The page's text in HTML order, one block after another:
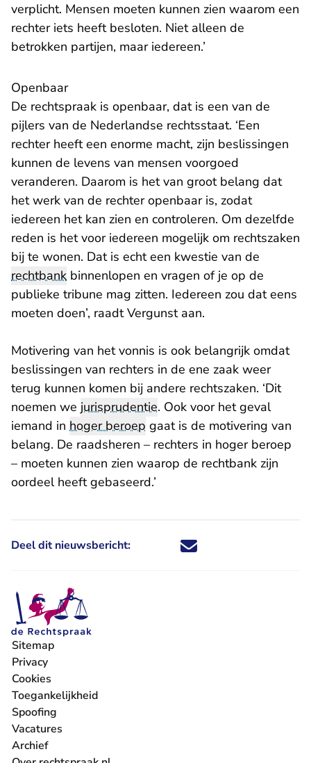
verplicht. Mensen moeten kunnen zien waarom een
rechter iets heeft besloten. Niet alleen de
betrokken partijen, maar iedereen.’
Openbaar
De rechtspraak is openbaar, dat is een van de
pijlers van de Nederlandse rechtsstaat. ‘Een
rechter heeft een enorme macht, zijn beslissingen
kunnen de levens van mensen voorgoed
veranderen. Daarom is het van groot belang dat
het werk van de rechter openbaar is, zodat
iedereen het kan zien en controleren. Om dezelfde
reden is het voor iedereen mogelijk om rechtszaken
bij te wonen. Dat is echt een kwestie van de
rechtbank binnenlopen en vragen of je op de
publieke tribune mag zitten. Iedereen zou dat eens
moeten doen’, raadt Vergunst aan.
Motivering van het vonnis is ook belangrijk omdat
beslissingen van rechters in de ene zaak weer
terug kunnen komen bij andere rechtszaken. ‘Dit
noemen we jurisprudentie. Ook voor het geval
iemand in hoger beroep gaat is de motivering van
belang. De raadsheren – rechters in hoger beroep
– moeten kunnen zien waarop de rechtbank zijn
oordeel heeft gebaseerd.’
Deel dit nieuwsbericht: Deel dit nieuwsbericht via X -
Deel dit nieuwsbericht via
Deel dit nieuwsbericht
Deel dit
Sitemap
Privacy
Cookies
Toegankelijkheid
Spoofing
Vacatures
- U verlaat Rechtspraak.nl
Archief